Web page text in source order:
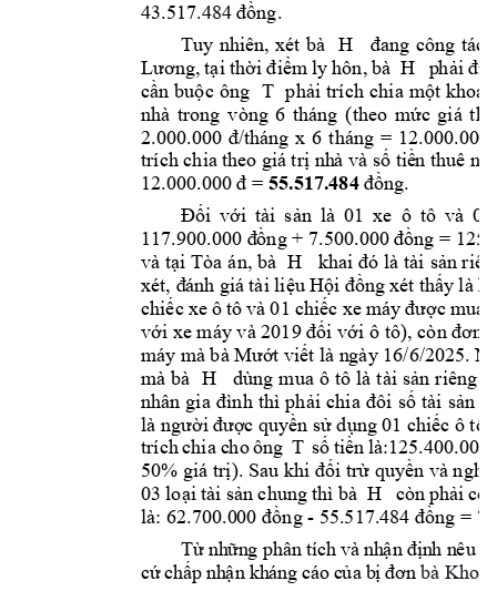
43.517.484 đồng.
Tuy nhiên, xét bà H đang công tác
Lương, tại thời điểm ly hôn, bà H phải đi
cần buộc ông T phải trích chia một
nhà trong vòng 6 tháng (theo mức giá
2.000.000 đ/tháng x 6 tháng = 12.000.000
trích chia theo giá trị nhà và số tiền thuê
12.000.000 đ = 55.517.484 đồng.
Đối với tài sản là 01 xe ô tô và 01
117.900.000 đồng + 7.500.000 đồng =
và tại Tòa án, bà H khai đó là tài sản
xét, đánh giá tài liệu Hội đồng xét thấy là k
chiếc xe ô tô và 01 chiếc xe máy được mua
với xe máy và 2019 đối với ô tô), còn đơn
máy mà bà Mướt viết là ngày 16/6/2025.
mà bà H dùng mua ô tô là tài sản riêng
nhân gia đình thì phải chia đôi số tài sản
là người được quyền sử dụng 01 chiếc ô tô
trích chia cho ông T số tiền là:125.400.000
50% giá trị). Sau khi đối trừ quyền và
03 loại tài sản chung thì bà H còn phải có
là: 62.700.000 đồng - 55.517.484 đồng =
Từ những phân tích và nhận định nêu t
cứchấp nhận kháng cáo của bịđơn bà